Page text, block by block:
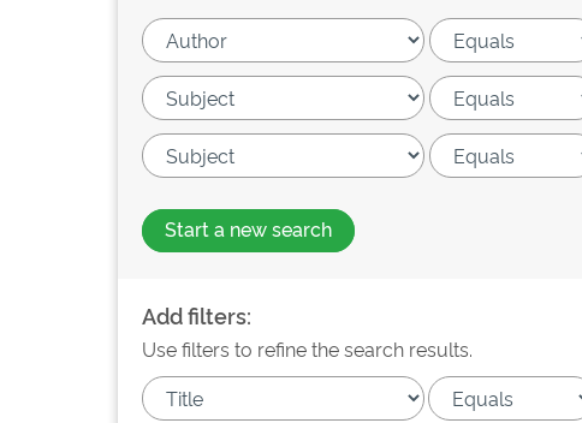
Start a new search
Add filters:
Use filters to refine the search results.